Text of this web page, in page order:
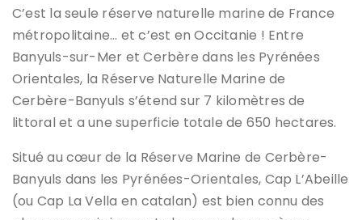
C’est la seule réserve naturelle marine de France
métropolitaine… et c’est en Occitanie ! Entre
Banyuls-sur-Mer et Cerbère dans les Pyrénées
Orientales, la Réserve Naturelle Marine de
Cerbère-Banyuls s’étend sur 7 kilomètres de
littoral et a une superficie totale de 650 hectares.
Situé au cœur de la Réserve Marine de Cerbère-
Banyuls dans les Pyrénées-Orientales, Cap L’Abeille
(ou Cap La Vella en catalan) est bien connu des